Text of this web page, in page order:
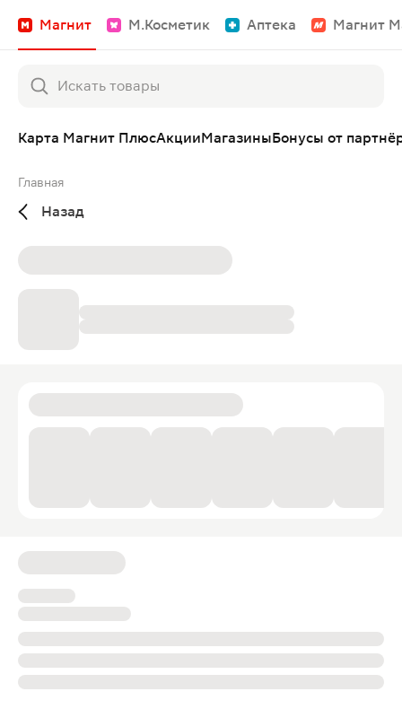
Магнит М.Косметик Аптека Магнит
Карта Магнит ПлюсАкцииМагазиныБонусы от
Главная
Назад